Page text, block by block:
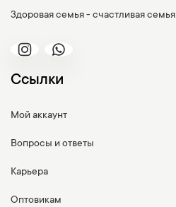
Здоровая семья - счастливая семья
Ссылки
Мой аккаунт
Вопросы и ответы
Карьера
Оптовикам